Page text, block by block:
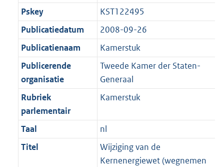
Pskey
KST122495
Publicatiedatum
2008-09-26
Publicatienaam
Kamerstuk
Publicerende
organisatie
Tweede Kamer der Staten-
Generaal
Rubriek
parlementair
Kamerstuk
Taal
nl
Titel
Wijziging van de
Kernenergiewet (wegnemen